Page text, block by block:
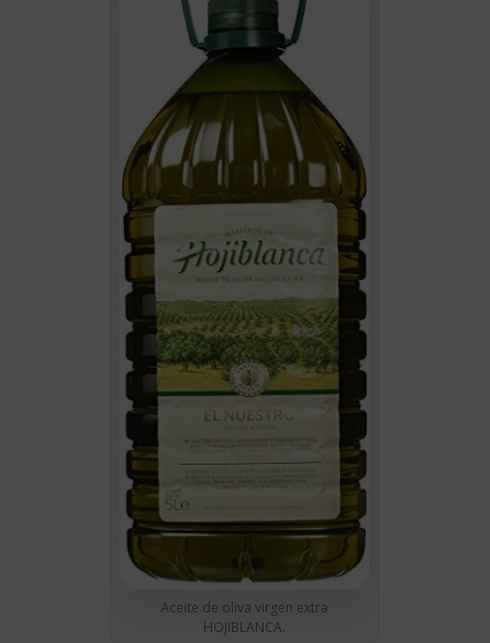
Aceite de oliva virgen extra
HOJIBLANCA.